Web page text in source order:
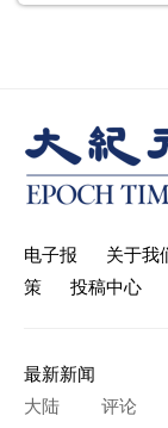
电子报 关于我
策
投稿中心
最新新闻
大陆
评论